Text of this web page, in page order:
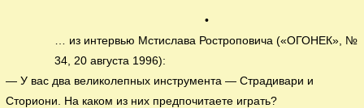
•
… из интервью Мстислава Ростроповича («ОГОНЕК», №
34, 20 августа 1996):
— У вас два великолепных инструмента — Страдивари и
Сториони. На каком из них предпочитаете играть?